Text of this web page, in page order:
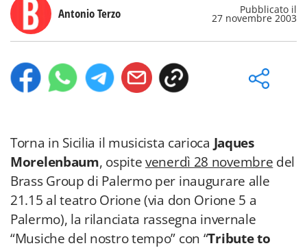
Antonio Terzo Pubblicato il
27 novembre 2003
Torna in Sicilia il musicista carioca Jaques
Morelenbaum, ospitevenerdì 28 novembre del
Brass Group di Palermo per inaugurare alle
21.15 al teatro Orione (via don Orione 5 a
Palermo), la rilanciata rassegna invernale
“Musiche del nostro tempo” con “Tribute to